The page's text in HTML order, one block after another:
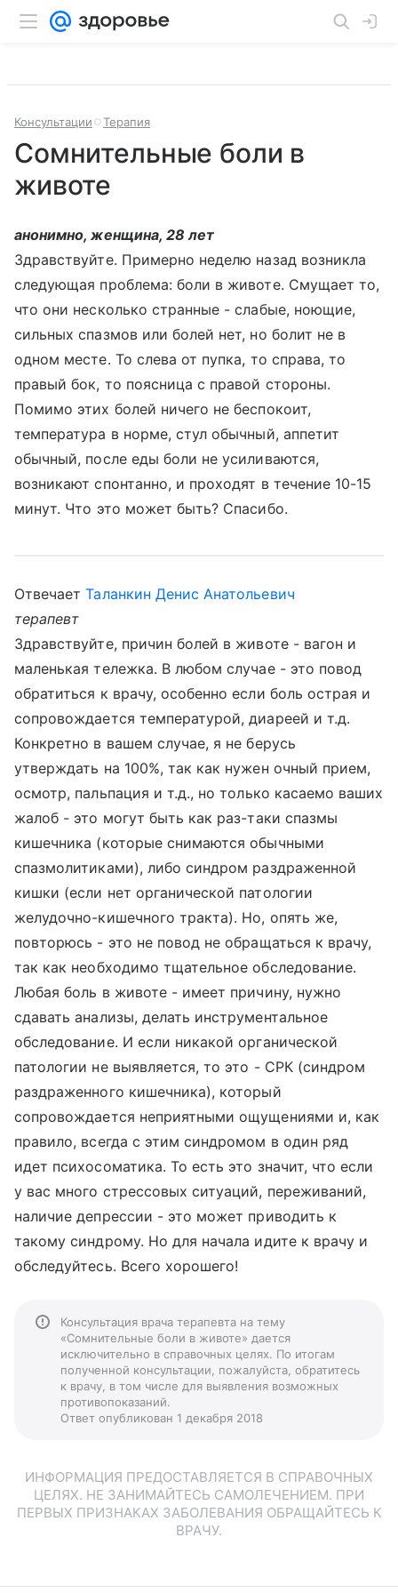
Консультации Терапия
Сомнительные боли в
животе
анонимно, женщина, 28 лет
Здравствуйте. Примерно неделю назад возникла
следующая проблема: боли в животе. Смущает то,
что они несколько странные - слабые, ноющие,
сильных спазмов или болей нет, но болит не в
одном месте. То слева от пупка, то справа, то
правый бок, то поясница с правой стороны.
Помимо этих болей ничего не беспокоит,
температура в норме, стул обычный, аппетит
обычный, после еды боли не усиливаются,
возникают спонтанно, и проходят в течение 10-15
минут. Что это может быть? Спасибо.
ОтвечаетТаланкин Денис Анатольевич
терапевт
Здравствуйте, причин болей в животе - вагон и
маленькая тележка. В любом случае - это повод
обратиться к врачу, особенно если боль острая и
сопровождается температурой, диареей и т.д.
Конкретно в вашем случае, я не берусь
утверждать на 100%, так как нужен очный прием,
осмотр, пальпация и т.д., но только касаемо ваших
жалоб - это могут быть как раз-таки спазмы
кишечника (которые снимаются обычными
спазмолитиками), либо синдром раздраженной
кишки (если нет органической патологии
желудочно-кишечного тракта). Но, опять же,
повторюсь - это не повод не обращаться к врачу,
так как необходимо тщательное обследование.
Любая боль в животе - имеет причину, нужно
сдавать анализы, делать инструментальное
обследование. И если никакой органической
патологии не выявляется, то это - СРК (синдром
раздраженного кишечника), который
сопровождается неприятными ощущениями и, как
правило, всегда с этим синдромом в один ряд
идет психосоматика. То есть это значит, что если
у вас много стрессовых ситуаций, переживаний,
наличие депрессии - это может приводить к
такому синдрому. Но для начала идите к врачу и
обследуйтесь. Всего хорошего!
Консультация врача терапевта на тему
«Сомнительные боли в животе» дается
исключительно в справочных целях. По итогам
полученной консультации, пожалуйста, обратитесь
к врачу, в том числе для выявления возможных
противопоказаний.
Ответ опубликован 1 декабря 2018
ИНФОРМАЦИЯ ПРЕДОСТАВЛЯЕТСЯ В СПРАВОЧНЫХ
ЦЕЛЯХ. НЕ ЗАНИМАЙТЕСЬ САМОЛЕЧЕНИЕМ. ПРИ
ПЕРВЫХ ПРИЗНАКАХ ЗАБОЛЕВАНИЯ ОБРАЩАЙТЕСЬ К
ВРАЧУ.